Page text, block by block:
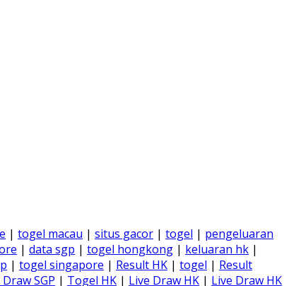
| togel macau | situs gacor | togel | pengeluaran
| data sgp | togel hongkong | keluaran hk |
| togel singapore | Result HK | togel | Result
SGP | Togel HK | Live Draw HK | Live Draw HK